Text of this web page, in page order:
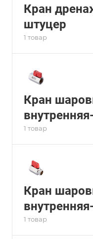
Кран
штуцер
1 товар
Кран
1 товар
Кран
1 товар